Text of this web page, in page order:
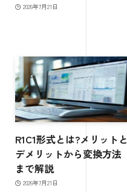
2026年7月21日
R1C1形式とは?メリットと
デメリットから変換方法
まで解説
2026年7月21日